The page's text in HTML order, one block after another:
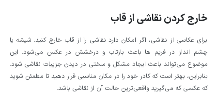
خارج کردن نقاشی از قاب
برای عکاسی از نقاشی، اگر امکان دارد نقاشی را از قاب خارج کنید. شیشه یا
چشم انداز در فریم ها باعث بازتاب و درخشش در عکس می‌شود. این
موضوع می‌تواند باعث ایجاد مشکل و سختی در دیدن جزییات نقاشی شود.
بنابراین، بهتر است که کادر خود را در مکان مناسبی قرار دهید تا مطمئن شوید
که عکسی که می‌گیرید واقعی‌ترین حالت آن از نقاشی باشد.